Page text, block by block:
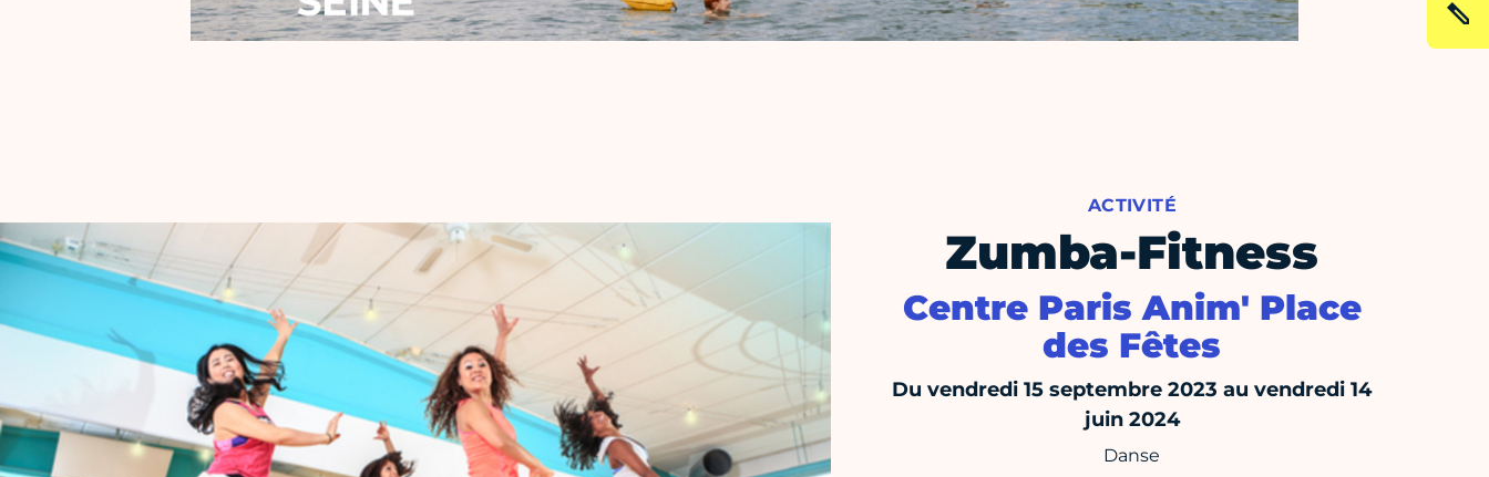
ACTIVITÉ
Zumba-Fitness
Centre Paris Anim' Place
des Fêtes
Du vendredi 15 septembre 2023 au vendredi 14
juin 2024
Danse